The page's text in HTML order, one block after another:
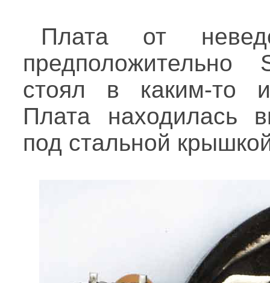
Плата от
стоял в каким-то
Плата находилась
под стальной